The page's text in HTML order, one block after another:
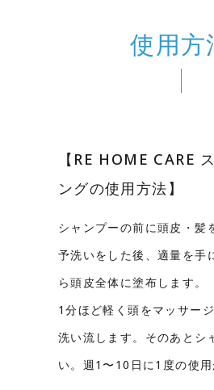
使用方
【RE HOME CARE
ングの使用方法】
シャンプーの前に頭皮・髪
予洗いをした後、適量を手
ら頭皮全体に塗布します。
1分ほど軽く頭をマッサー
洗い流します。そのあとシ
い。週1〜10日に1度の使用